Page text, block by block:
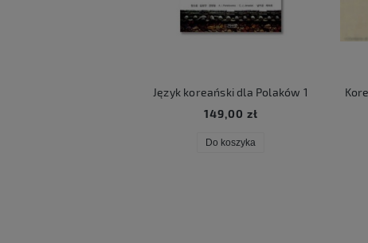
Język koreański dla Polaków 1
149,00 zł
Do koszyka